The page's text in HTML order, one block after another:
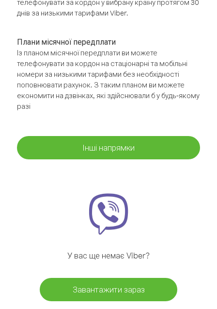
телефонувати за кордон у вибрану країну протягом 30
днів за низькими тарифами Viber.
Плани місячної передплати
Із планом місячної передплати ви можете
телефонувати за кордон на стаціонарні та мобільні
номери за низькими тарифами без необхідності
поповнювати рахунок. З таким планом ви можете
економити на дзвінках, які здійснювали б у будь-якому
разі
Інші напрямки
У вас ще немає Viber?
Завантажити зараз